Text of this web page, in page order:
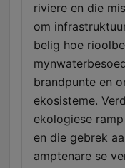
riviere en die
om
belig hoe
brandpunte en
ekosisteme.
ekologiese
en die gebrek
amptenare se